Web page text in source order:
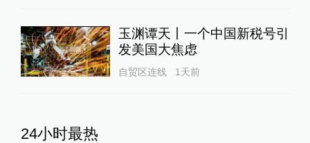
玉渊谭天丨一个中国新税号引
发美国大焦虑
自贸区连线 1天前
24小时最热